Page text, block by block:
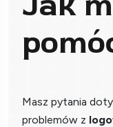
Masz pytania
problemów z